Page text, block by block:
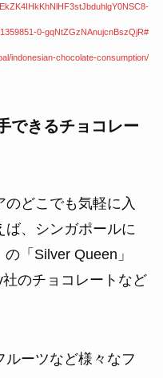
0-gqNtZGzNAnujcnBszQjR#
indonesian-chocolate-consumption/
できるチョコレー
どこでも気軽に入
、シンガポールに
「Silver Queen」
のチョコレートなど
ルーツなど様々なフ